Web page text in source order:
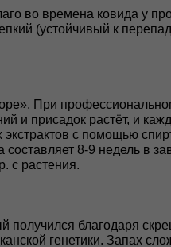
во времена ковида у
(устойчивый к
При
и присадок растёт, и
с помощью
8-9 недель в
с растения.
благодаря
генетики. Запах